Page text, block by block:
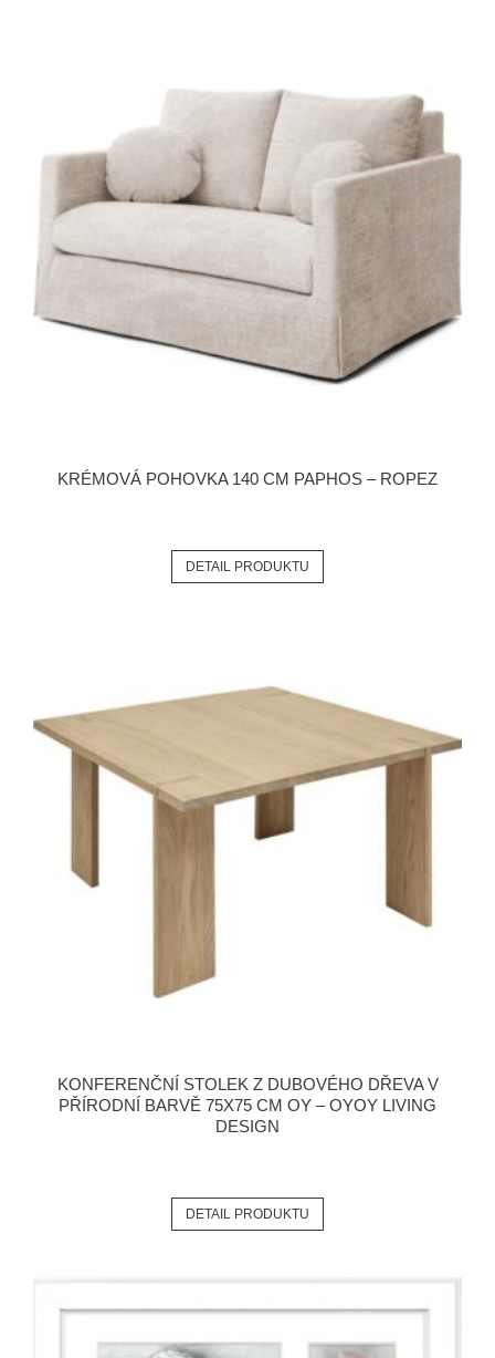
KRÉMOVÁ POHOVKA 140 CM PAPHOS – ROPEZ
DETAIL PRODUKTU
KONFERENČNÍ STOLEK Z DUBOVÉHO DŘEVA V
PŘÍRODNÍ BARVĚ 75X75 CM OY – OYOY LIVING
DESIGN
DETAIL PRODUKTU